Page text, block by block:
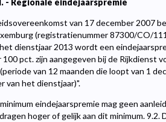
- Regionale eindejaarspremie
van 17 december 2007
(registratienummer 87300/CO/
dienstjaar 2013 wordt een
pct. zijn aangegeven bij de Rijkdienst
van 12 maanden die loopt van 1
van het dienstjaar)".
eindejaarspremie mag geen
hoger of gelijk aan dit minimum. 9.2.